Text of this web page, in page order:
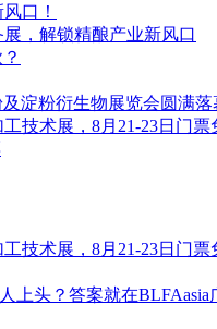
口！
，解锁精酿产业新风口
淀粉衍生物展览会圆满落
技术展，8月21-23日门票
技术展，8月21-23日门票
上头？答案就在